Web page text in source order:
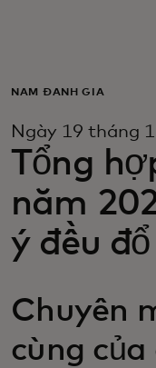
Dành cho
Dành cho
Dành cho
NĂM ĐÁNH GIÁ
Ngày 19 tháng
Tổng
năm
ý đều
Chuyên
cùng